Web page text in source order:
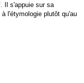
Il s'appuie sur sa
l'étymologie plutôt qu'au